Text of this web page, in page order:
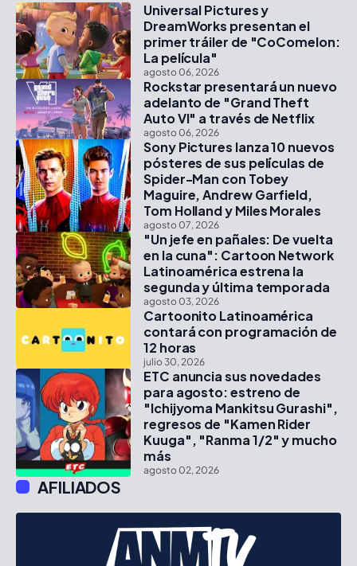
Universal Pictures y
DreamWorks presentan el
primer tráiler de "CoComelon:
La película"
agosto 06, 2026
Rockstar presentará un nuevo
adelanto de "Grand Theft
Auto VI" a través de Netflix
agosto 06, 2026
Sony Pictures lanza 10 nuevos
pósteres de sus películas de
Spider-Man con Tobey
Maguire, Andrew Garfield,
Tom Holland y Miles Morales
agosto 07, 2026
"Un jefe en pañales: De vuelta
en la cuna": Cartoon Network
Latinoamérica estrena la
segunda y última temporada
agosto 03, 2026
Cartoonito Latinoamérica
contará con programación de
12 horas
julio 30, 2026
ETC anuncia sus novedades
para agosto: estreno de
"Ichijyoma Mankitsu Gurashi",
regresos de "Kamen Rider
Kuuga", "Ranma 1/2" y mucho
más
agosto 02, 2026
AFILIADOS